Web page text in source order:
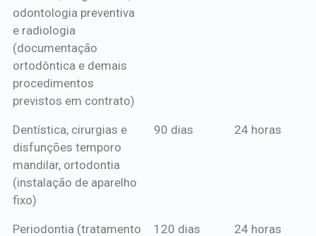
odontologia preventiva
e radiologia
(documentação
ortodôntica e demais
procedimentos
previstos em contrato)
Dentística, cirurgias e
disfunções temporo
mandilar, ortodontia
(instalação de aparelho
fixo)
90 dias 24 horas
Periodontia (tratamento
120 dias 24 horas